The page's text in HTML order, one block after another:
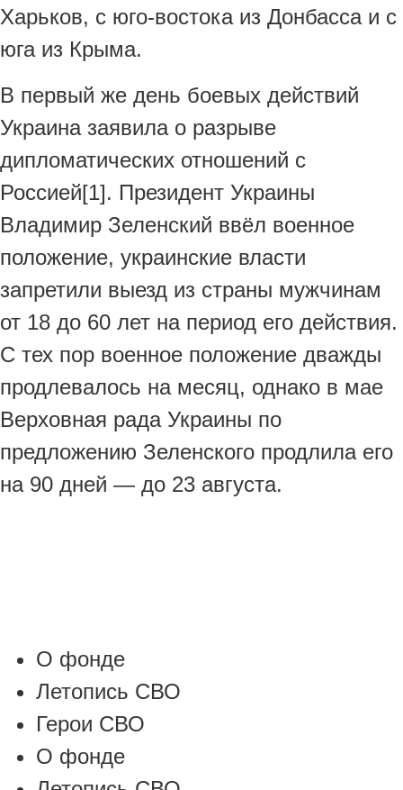
Харьков, с юго-востока из Донбасса и с
юга из Крыма.
В первый же день боевых действий
Украина заявила о разрыве
дипломатических отношений с
Россией[1]. Президент Украины
Владимир Зеленский ввёл военное
положение, украинские власти
запретили выезд из страны мужчинам
от 18 до 60 лет на период его действия.
С тех пор военное положение дважды
продлевалось на месяц, однако в мае
Верховная рада Украины по
предложению Зеленского продлила его
на 90 дней — до 23 августа.
О фонде
Летопись СВО
Герои СВО
О фонде